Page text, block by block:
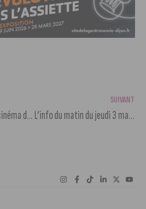
La programmation cinéma du 2 au 8 mars 2022
SUIVANT
L’info du matin du jeudi 3 mars 2022